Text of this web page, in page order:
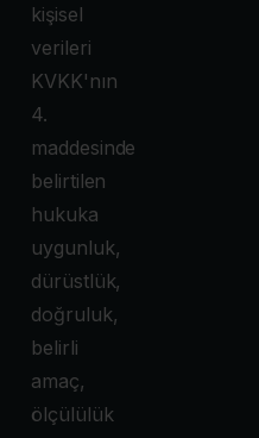
kişisel
verileri
KVKK'nın
4.
maddesinde
belirtilen
hukuka
uygunluk,
dürüstlük,
doğruluk,
belirli
amaç,
ölçülülük